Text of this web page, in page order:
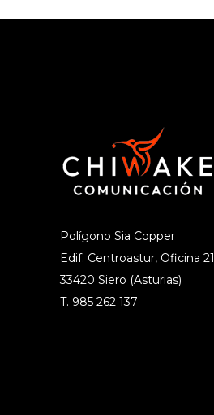
Polígono Sia Copper
Edif. Centroastur, Oficina 21
33420 Siero (Asturias)
T. 985 262 137